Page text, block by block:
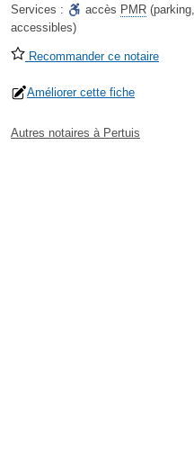
Services :
accès PMR
accessibles)
Recommander ce notaire
Améliorer cette fiche
Autres notaires à Pertuis